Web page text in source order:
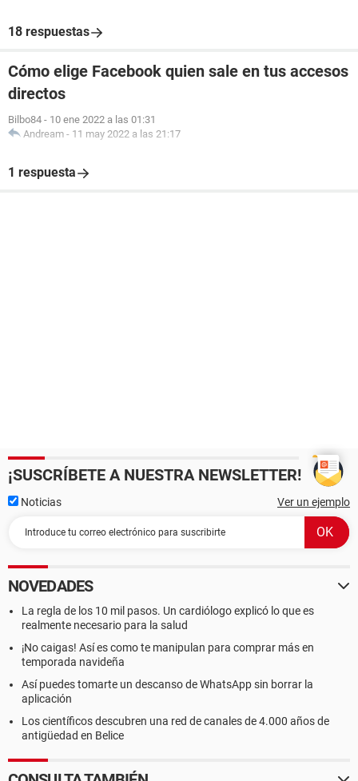
18 respuestas
Cómo elige Facebook quien sale en tus accesos
directos
Bilbo84 - 10 ene 2022 a las 01:31
Andream - 11 may 2022 a las 21:17
1 respuesta
¡SUSCRÍBETE A NUESTRA NEWSLETTER!
Noticias Ver un ejemplo
NOVEDADES
La regla de los 10 mil pasos. Un cardiólogo explicó lo que es
realmente necesario para la salud
¡No caigas! Así es como te manipulan para comprar más en
temporada navideña
Así puedes tomarte un descanso de WhatsApp sin borrar la
aplicación
Los científicos descubren una red de canales de 4.000 años de
antigüedad en Belice